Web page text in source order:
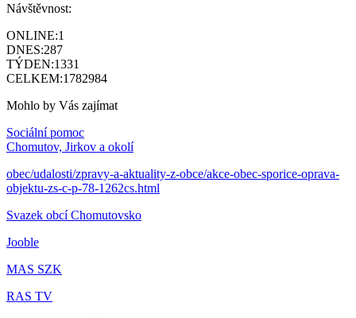
Návštěvnost:
ONLINE:1
DNES:287
TÝDEN:1331
CELKEM:1782984
Mohlo by Vás zajímat
Sociální pomoc
Chomutov, Jirkov a okolí
obec/udalosti/zpravy-a-aktuality-z-obce/akce-obec-sporice-oprava-
objektu-zs-c-p-78-1262cs.html
Svazek obcí Chomutovsko
Jooble
MAS SZK
RAS TV